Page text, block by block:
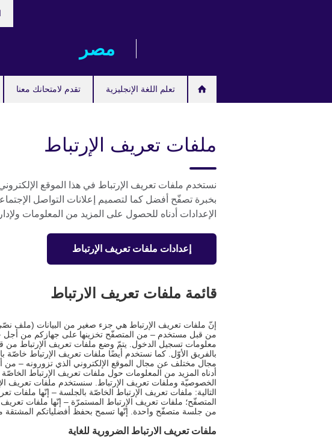
مصر‎
تعلم اللغة الإنجليزية تقدم لامتحانك معنا
ملفات تعريف الإرتباط
نستخدم ملفات تعريف الإرتباط في هذا الموقع
بخبرة تصفّح أفضل كما لتصميم إعلانات التواصل
الإعدادات أدناه للحصول على المزيد من المعلومات
إعدادات ملفات تعريف الإرتباط
قائمة ملفات تعريف الارتباط
إنّ ملفات تعريف الإرتباط هي جزء صغير من البيانات (ملف
من قبل مستخدم – من المتصفّح تخزينها على جهازكم من أجل
معلومات تسجيل الدخول. يتمّ وضع ملفات تعريف الإرتباط من
بالفريق الأوّل. كما نستخدم أيضًا ملفات تعريف الإرتباط خاصّة
مجال مختلف عن مجال الموقع الإلكتروني الذي تزورونه – من
أدناه المزيد من المعلومات حول ملفات تعريف الإرتباط
الخصوصيّة وملفات تعريف الإرتباط. سنستخدم ملفات تعريف
التالية: ملفات تعريف الإرتباط الخاصّة بالجلسة – إنّها ملفات
المتصفّح؛ ملفات تعريف الإرتباط المستمرّة – إنّها ملفات تعريف
من جلسة متصفّح واحدة. إنّها تسمح بحفظ أفضلياتكم المشتقة
ملفات تعريف الارتباط الضرورية للغاية